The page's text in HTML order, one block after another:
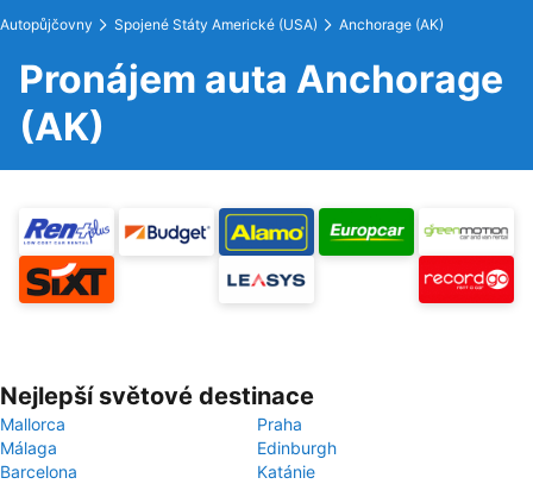
Autopůjčovny Spojené Státy Americké (USA) Anchorage (AK)
Pronájem auta Anchorage
(AK)
Nejlepší světové destinace
Mallorca
Praha
Málaga
Edinburgh
Barcelona
Katánie